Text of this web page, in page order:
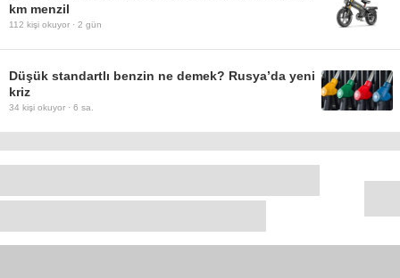
km menzil
112 kişi okuyor · 2 gün
Düşük standartlı benzin ne demek? Rusya’da yeni
kriz
34 kişi okuyor · 6 sa.